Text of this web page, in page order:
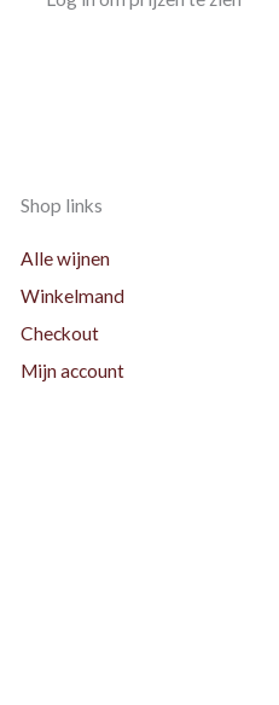
Shop links
Alle wijnen
Winkelmand
Checkout
Mijn account